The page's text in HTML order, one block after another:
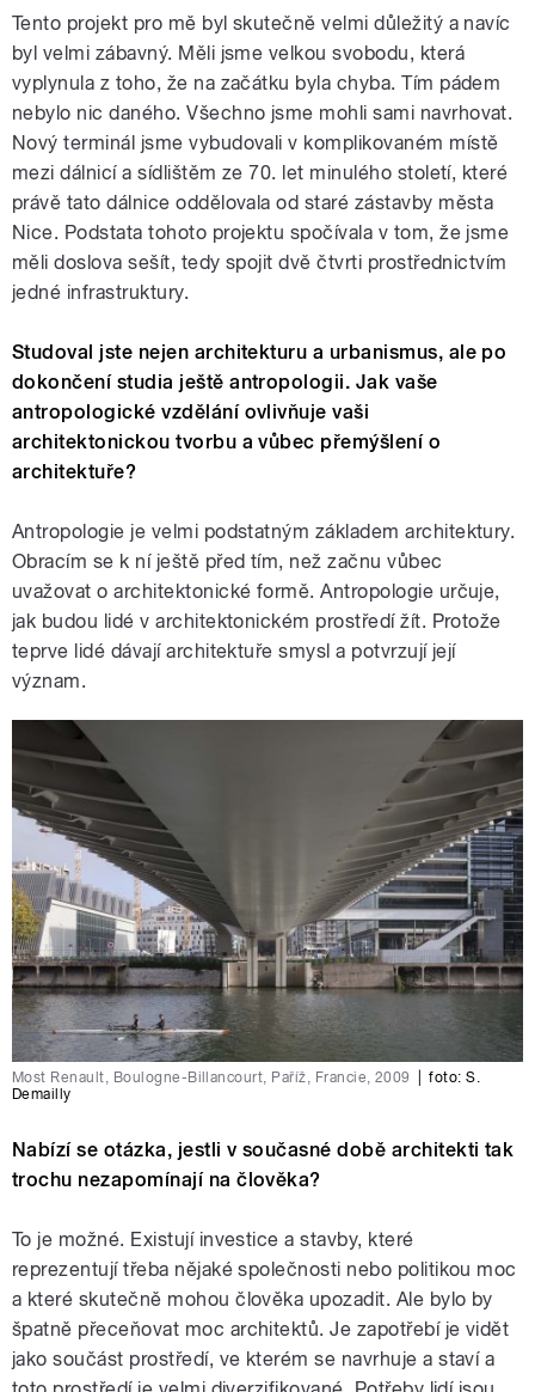
Tento projekt pro mě byl skutečně velmi důležitý a navíc
byl velmi zábavný. Měli jsme velkou svobodu, která
vyplynula z toho, že na začátku byla chyba. Tím pádem
nebylo nic daného. Všechno jsme mohli sami navrhovat.
Nový terminál jsme vybudovali v komplikovaném místě
mezi dálnicí a sídlištěm ze 70. let minulého století, které
právě tato dálnice oddělovala od staré zástavby města
Nice. Podstata tohoto projektu spočívala v tom, že jsme
měli doslova sešít, tedy spojit dvě čtvrti prostřednictvím
jedné infrastruktury.
Studoval jste nejen architekturu a urbanismus, ale po
dokončení studia ještě antropologii. Jak vaše
antropologické vzdělání ovlivňuje vaši
architektonickou tvorbu a vůbec přemýšlení o
architektuře?
Antropologie je velmi podstatným základem architektury.
Obracím se k ní ještě před tím, než začnu vůbec
uvažovat o architektonické formě. Antropologie určuje,
jak budou lidé v architektonickém prostředí žít. Protože
teprve lidé dávají architektuře smysl a potvrzují její
význam.
Most Renault, Boulogne-Billancourt, Paříž, Francie, 2009 foto:S.
Demailly
Nabízí se otázka, jestli v současné době architekti tak
trochu nezapomínají na člověka?
To je možné. Existují investice a stavby, které
reprezentují třeba nějaké společnosti nebo politikou moc
a které skutečně mohou člověka upozadit. Ale bylo by
špatně přeceňovat moc architektů. Je zapotřebí je vidět
jako součást prostředí, ve kterém se navrhuje a staví a